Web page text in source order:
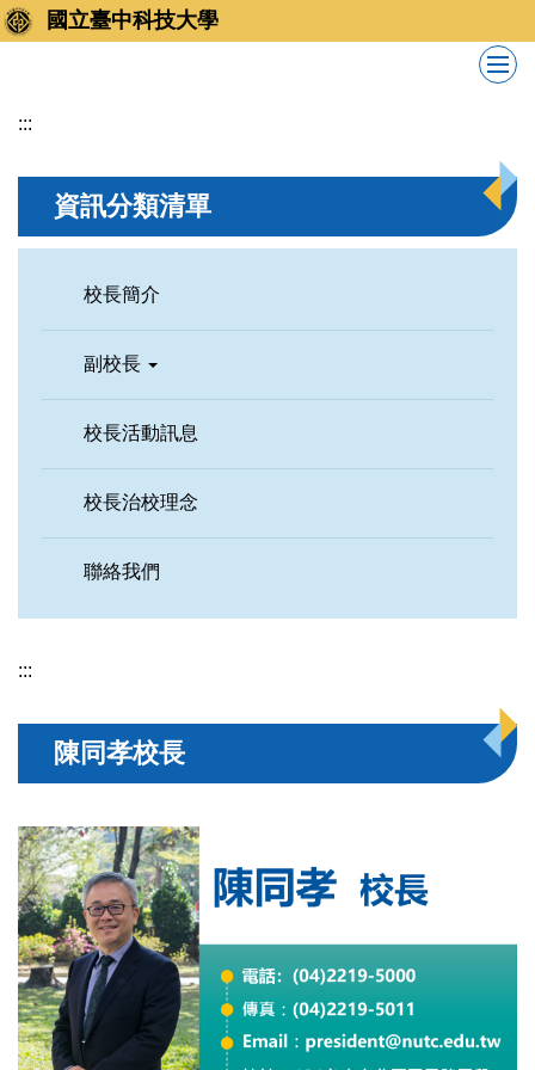
跳
到
內
國立臺中科技大學
:::
資訊分類清單
校長簡介
副校長
校長活動訊息
校長治校理念
聯絡我們
:::
陳同孝校長